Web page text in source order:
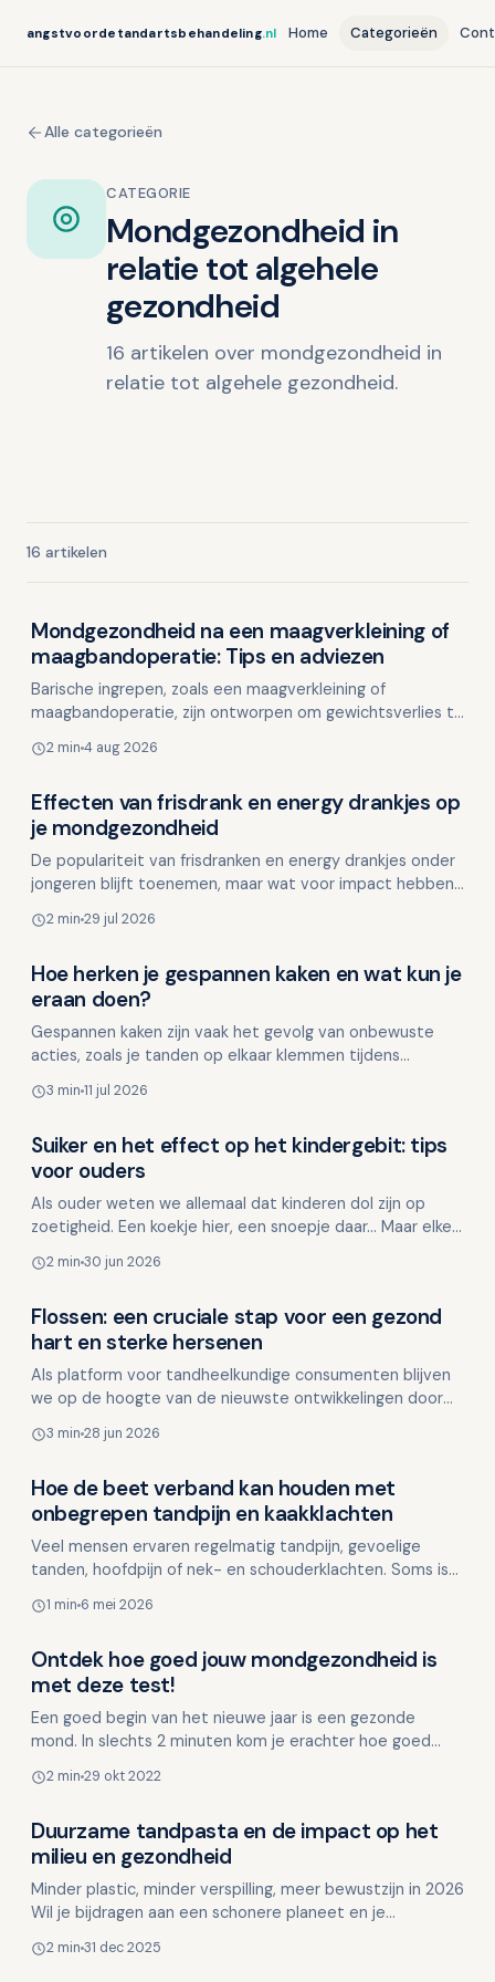
angstvoordetandartsbehandeling.nl Home Categorieën
Alle categorieën
CATEGORIE
Mondgezondheid in
relatie tot algehele
gezondheid
16 artikelen over mondgezondheid in
relatie tot algehele gezondheid.
16 artikelen
Mondgezondheid in relatie tot algehele gezondheid
Mondgezondheid na een maagverkleining of
maagbandoperatie: Tips en adviezen
Barische ingrepen, zoals een maagverkleining of
maagbandoperatie, zijn ontworpen om gewichtsverlies te
…
2 min 4 aug 2026
Mondgezondheid in relatie tot algehele gezondheid
Effecten van frisdrank en energy drankjes op
je mondgezondheid
De populariteit van frisdranken en energy drankjes onder
jongeren blijft toenemen, maar wat voor impact hebben
2 min 29 jul 2026
Mondgezondheid in relatie tot algehele gezondheid
Hoe herken je gespannen kaken en wat kun je
eraan doen?
Gespannen kaken zijn vaak het gevolg van onbewuste
acties, zoals je tanden op elkaar klemmen tijdens
kun…
3 min 11 jul 2026
Mondgezondheid in relatie tot algehele gezondheid
Suiker en het effect op het kindergebit: tips
voor ouders
Als ouder weten we allemaal dat kinderen dol zijn op
zoetigheid. Een koekje hier, een snoepje daar... Maar elke
2 min 30 jun 2026
Mondgezondheid in relatie tot algehele gezondheid
Flossen: een cruciale stap voor een gezond
hart en sterke hersenen
Als platform voor tandheelkundige consumenten blijven
we op de hoogte van de nieuwste ontwikkelingen door
3 min 28 jun 2026
Mondgezondheid in relatie tot algehele gezondheid
Hoe de beet verband kan houden met
onbegrepen tandpijn en kaakklachten
Veel mensen ervaren regelmatig tandpijn, gevoelige
tanden, hoofdpijn of nek- en schouderklachten. Soms is
1 min 6 mei 2026
Mondgezondheid in relatie tot algehele gezondheid
Ontdek hoe goed jouw mondgezondheid is
met deze test!
Een goed begin van het nieuwe jaar is een gezonde
mond. In slechts 2 minuten kom je erachter hoe goed
invloed…
2 min 29 okt 2022
Mondgezondheid in relatie tot algehele gezondheid
Duurzame tandpasta en de impact op het
milieu en gezondheid
Minder plastic, minder verspilling, meer bewustzijn in 2026
Wil je bijdragen aan een schonere planeet en je
2 min 31 dec 2025